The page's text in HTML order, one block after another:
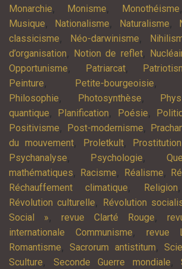
Monarchie, Monisme, Monothéisme
Musique, Nationalisme, Naturalisme,
classicisme, Néo-darwinisme,
d’organisation, Notion de reflet,
Opportunisme, Patriarcat,
Peinture, Petite-bourgeoisie,
Philosophie, Photosynthèse,
quantique, Planification, Poésie,
Positivisme, Post-modernisme,
du mouvement, Proletkult, Prostitution
Psychanalyse, Psychologie,
mathématiques, Racisme, Réalisme,
Réchauffement climatique, Religion
Révolution culturelle, Révolution
Social », revue Clarté Rouge,
internationale Communisme, revue
Romantisme,Sacrorum antistitum,
Sculture, Seconde Guerre mondiale,